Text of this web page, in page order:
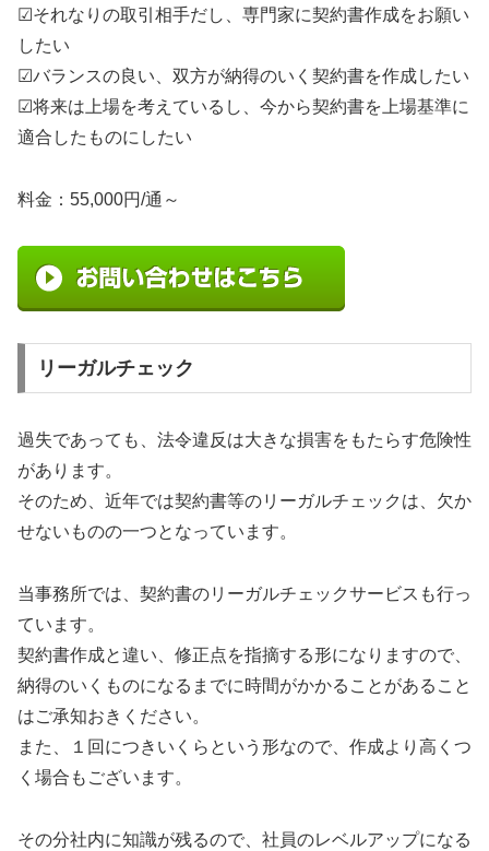
☑それなりの取引相手だし、専門家に契約書作成をお願い
したい
☑バランスの良い、双方が納得のいく契約書を作成したい
☑将来は上場を考えているし、今から契約書を上場基準に
適合したものにしたい
料金：55,000円/通～
リーガルチェック
過失であっても、法令違反は大きな損害をもたらす危険性
があります。
そのため、近年では契約書等のリーガルチェックは、欠か
せないものの一つとなっています。
当事務所では、契約書のリーガルチェックサービスも行っ
ています。
契約書作成と違い、修正点を指摘する形になりますので、
納得のいくものになるまでに時間がかかることがあること
はご承知おきください。
また、１回につきいくらという形なので、作成より高くつ
く場合もございます。
その分社内に知識が残るので、社員のレベルアップになる